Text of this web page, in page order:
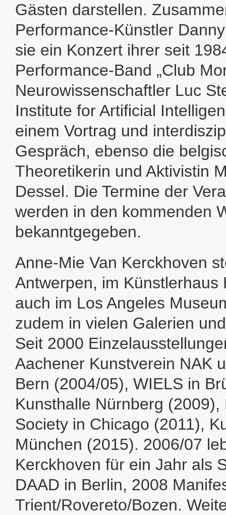
Gästen darstellen.
Performance-Künstler
sie ein Konzert ihrer seit
Performance-Band „Club
Neurowissenschaftler Luc
Institute for Artificial
einem Vortrag und
Gespräch, ebenso die
Theoretikerin und Aktivistin
Dessel. Die Termine der
werden in den kommenden
bekanntgegeben.
Anne-Mie Van Kerckhoven
Antwerpen, im Künstlerhaus
auch im Los Angeles
zudem in vielen Galerien
Seit 2000
Aachener Kunstverein NAK
Bern (2004/05), WIELS in
Kunsthalle Nürnberg (2009),
Society in Chicago (2011),
München (2015). 2006/07
Kerckhoven für ein Jahr als
DAAD in Berlin, 2008
Trient/Rovereto/Bozen.